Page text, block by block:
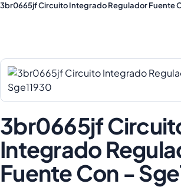
3br0665jf Circuito Integrado Regulador Fuente
3br0665jf
Integrado
Fuente Con -